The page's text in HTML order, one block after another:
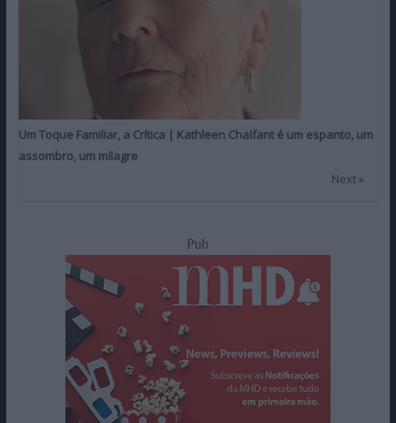
Um Toque Familiar, a Crítica | Kathleen Chalfant é um espanto, um
assombro, um milagre
Next »
Pub